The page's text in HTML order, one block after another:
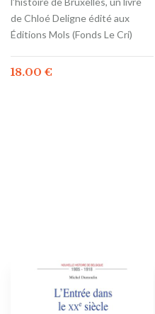
de Chloé Deligne édité aux
Éditions Mols (Fonds Le Cri)
18.00 €